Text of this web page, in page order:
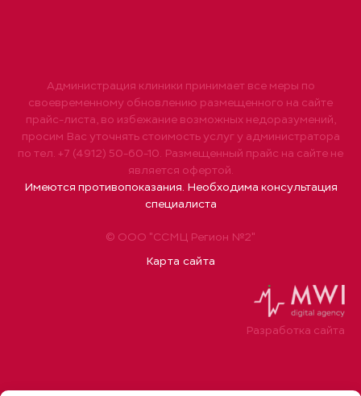
© ООО "ССМЦ Регион №2"
Карта сайта
Администрация клиники принимает все меры по
своевременному обновлению размещенного на сайте
прайс-листа, во избежание возможных недоразумений,
просим Вас уточнять стоимость услуг у администратора
по тел. +7 (4912) 50-60-10. Размещенный прайс на сайте не
является офертой.
Имеются противопоказания. Необходима консультация
специалиста
Разработка сайта